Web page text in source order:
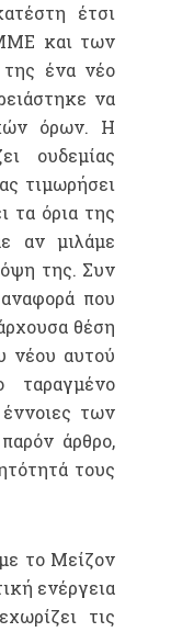
έτσι
και των
ένα νέο
να
όρων. H
ουδεμίας
τιμωρήσει
τα όρια της
αν μιλάμε
όψη της. Συν
που
θέση
νέου αυτού
έννοιες των
άρθρο,
τους
το Μείζον
ενέργεια
τις